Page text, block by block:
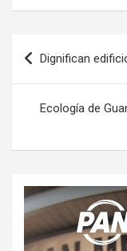
Navegación
de
entradas
Dignifican
Ecología de